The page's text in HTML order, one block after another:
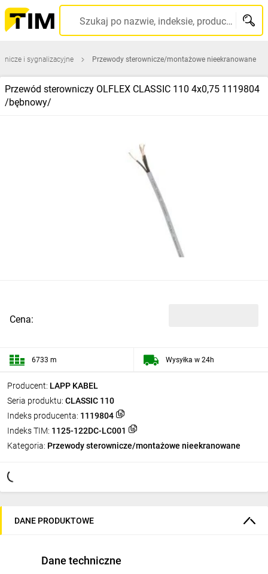
Szukaj po nazwie, indeksie, producencie, kodzie kreskowym...
i sygnalizacyjne Przewody sterownicze/montażowe nieekranowane
Przewód sterowniczy OLFLEX CLASSIC 110 4x0,75 1119804
/bębnowy/
Producent: LAPP KABEL
Seria produktu: CLASSIC 110
Indeks producenta: 1119804
Indeks TIM: 1125-122DC-LC001
Kategoria: Przewody sterownicze/montażowe nieekranowane
Cena:
6733 m Wysyłka w 24h
DANE PRODUKTOWE
Dane techniczne